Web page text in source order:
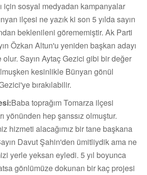
için sosyal medyadan kampanyalar
ilçesi ne yazık ki son 5 yılda sayın
beklenileni görememiştir. Ak Parti
Özkan Altun'u yeniden başkan adayı
Sayın Aytaç Gezici gibi bir değer
kesinlikle Bünyan gönül
bırakılabilir.
Baba toprağım Tomarza ilçesi
yönünden hep şanssız olmuştur.
hizmeti alacağımız bir tane başkana
Davut Şahin'den ümitliydik ama ne
yerle yeksan eyledi. 5 yıl boyunca
gönlümüze dokunan bir kaç projesi